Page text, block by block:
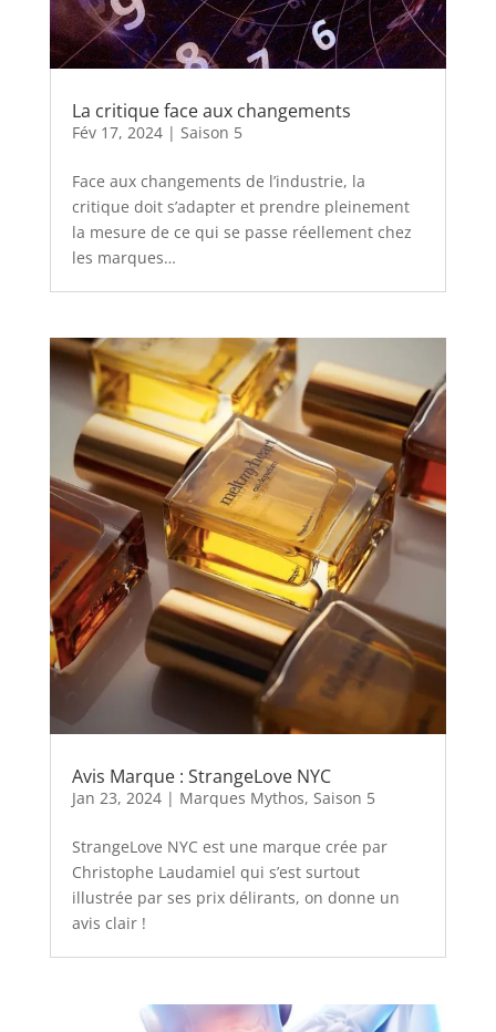
La critique face aux changements
Fév 17, 2024| Saison 5
Face aux changements de l’industrie, la
critique doit s’adapter et prendre pleinement
la mesure de ce qui se passe réellement chez
les marques…
Avis Marque : StrangeLove NYC
Jan 23, 2024| Marques Mythos, Saison 5
StrangeLove NYC est une marque crée par
Christophe Laudamiel qui s’est surtout
illustrée par ses prix délirants, on donne un
avis clair !